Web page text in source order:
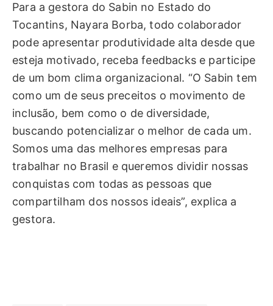
Para a gestora do Sabin no Estado do
Tocantins, Nayara Borba, todo colaborador
pode apresentar produtividade alta desde que
esteja motivado, receba feedbacks e participe
de um bom clima organizacional. “O Sabin tem
como um de seus preceitos o movimento de
inclusão, bem como o de diversidade,
buscando potencializar o melhor de cada um.
Somos uma das melhores empresas para
trabalhar no Brasil e queremos dividir nossas
conquistas com todas as pessoas que
compartilham dos nossos ideais”, explica a
gestora.